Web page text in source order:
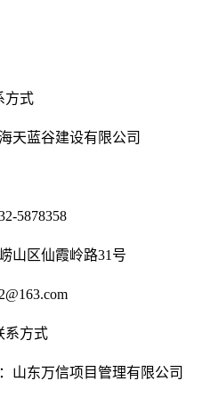
方式
天蓝谷建设有限公司
5878358
山区仙霞岭路31号
系方式
山东万信项目管理有限公司